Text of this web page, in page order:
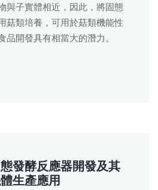
與子實體相近，因此，將固態
菇類培養，可用於菇類機能性
開發具有相當大的潛力。
發酵反應器開發及其
生產應用